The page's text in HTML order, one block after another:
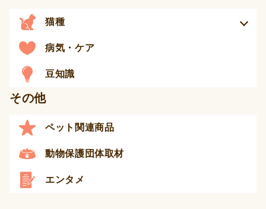
猫種
病気・ケア
豆知識
その他
ペット関連商品
動物保護団体取材
エンタメ